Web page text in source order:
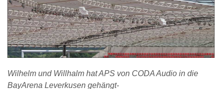
Wilhelm und Willhalm hat APS von CODA Audio in die
BayArena Leverkusen gehängt-